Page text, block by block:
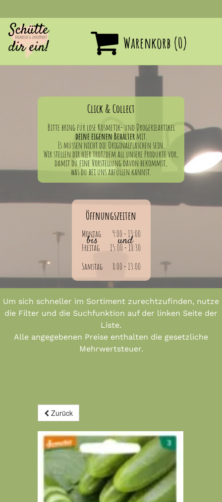
 Warenkorb (0)
Click & Collect
Bitte bring für lose Kosmetik- und Drogerieartikel
deine eigenen Behältermit.
Es müssen nicht die Originalflaschen sein.
Wir stellen dir hier trotzdem all unsere Produkte vor,
damit du eine Vorstellung davon bekommst,
was du bei uns abfüllen kannst.
Öffnungszeiten
Montag
bis
Freitag
Samstag
9:00 - 13:00
und
15:00 - 18:30
8:00 - 13:00
Um sich schneller im Sortiment zurechtzufinden, nutze
die Filter und die Suchfunktion auf der linken Seite der
Liste.
Alle angegebenen Preise enthalten die gesetzliche
Mehrwertsteuer.
Zurück